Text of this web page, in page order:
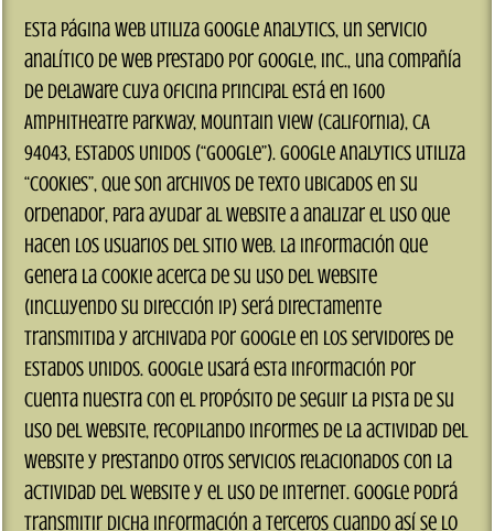
Esta página web utiliza Google Analytics, un servicio
analítico de web prestado por Google, Inc., una compañía
de Delaware cuya oficina principal está en 1600
Amphitheatre Parkway, Mountain View (California), CA
94043, Estados Unidos (“Google”). Google Analytics utiliza
“cookies”, que son archivos de texto ubicados en su
ordenador, para ayudar al website a analizar el uso que
hacen los usuarios del sitio web. La información que
genera la cookie acerca de su uso del website
(incluyendo su dirección IP) será directamente
transmitida y archivada por Google en los servidores de
Estados Unidos. Google usará esta información por
cuenta nuestra con el propósito de seguir la pista de su
uso del website, recopilando informes de la actividad del
website y prestando otros servicios relacionados con la
actividad del website y el uso de Internet. Google podrá
transmitir dicha información a terceros cuando así se lo